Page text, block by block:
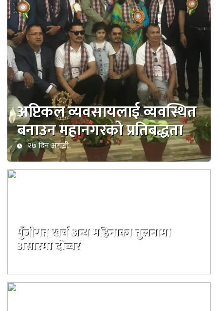
अप्टिकल व्यवसायलाई व्यवस्थित
बनाउन महानगरको प्रतिबद्धता
२७ दिन अगाडी
पुँजीगत खर्च अन्य महिनाका तुलनामा
असारमा दोब्बर